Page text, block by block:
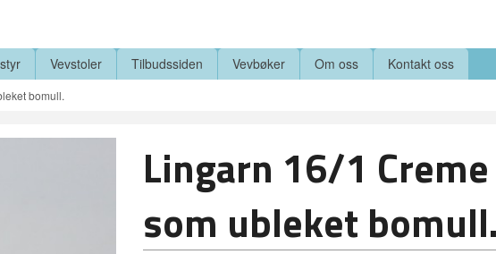
Vevstoler Tilbudssiden Vevbøker Om oss Kontakt oss
bomull.
Lingarn 16/1
som ubleket bomull.